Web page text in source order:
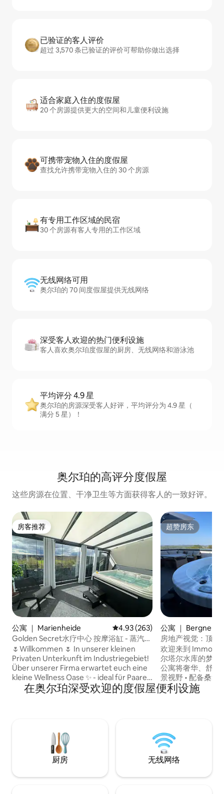
已验证的客人评价
超过 3,570 条已验证的评价可帮助你做出选择
适合家庭入住的度假屋
20 个房源提供更大的空间和儿童便利设施
可携带宠物入住的度假屋
查找允许携带宠物入住的 30 个房源
有专用工作区域的民宿
30 个房源有客人专用的工作区域
无线网络可用
奥尔珀的 70 间度假屋提供无线网络
深受客人欢迎的热门便利设施
客人喜欢奥尔珀度假屋的厨房、无线网络和游泳池
平均评分 4.9 星
奥尔珀的房源深受客人好评，平均评分为 4.9 星（
满分 5 星）！
奥尔珀的高评分度假屋
这些房源在位置、干净卫生等方面获得客人的一致好评。
房客推荐
房客推荐
公寓 ｜ Marienheide 平均评分 4.93 分（满分 5 分），
4.93 (263)
Golden Secret水疗中心 按摩浴缸 - 蒸汽桑
拿
🌷Willkommen 🌷 In unserer kleinen
Privaten Unterkunft im Industriegebiet!
Über unserer Firma erwartet euch eine
kleine Wellness Oase ✨ - ideal für Paare,
die Entspannung suchen. Der Jacuzzi ist
exklusiv für euch. Genießt die
gleichen Wellness-Erlebnis. 🤍.
超赞房东
超赞房东
公寓 ｜
房地产视觉：顶层
缸
欢迎来到 Immo-
尔塔尔水库的梦幻
公寓将奢华、舒适与
景视野 • 配备桑拿
代化设施 • 带按摩
电视 • 2 间卧室，
在奥尔珀深受欢迎的度假屋便利设施
厨房 无线网络